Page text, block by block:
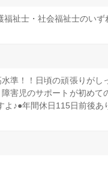
福祉士・社会福祉士のい
準！！日頃の頑張りが
害児のサポートが初め
よ♪●年間休日115日前後